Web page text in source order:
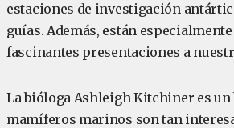
estaciones de investigación
guías. Además, están
fascinantes presentaciones a
La bióloga Ashleigh Kitchiner es un
mamíferos marinos son tan